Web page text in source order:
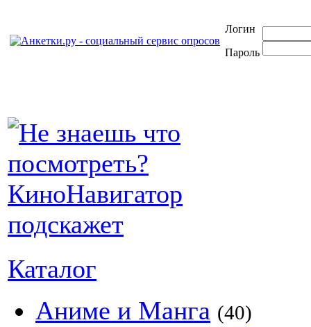
Логин
Пароль
Каталог
Аниме и Манга (40)